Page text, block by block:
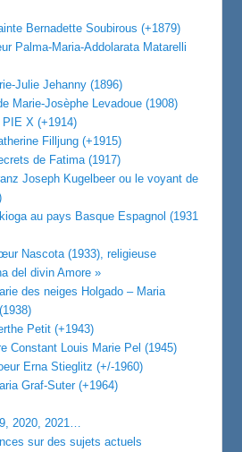
Bernadette Soubirous (+1879)
Palma-Maria-Addolarata Matarelli
Julie Jehanny (1896)
Marie-Josèphe Levadoue (1908)
X (+1914)
Filljung (+1915)
de Fatima (1917)
Joseph Kugelbeer ou le voyant de
au pays Basque Espagnol (1931
Nascota (1933), religieuse
del divin Amore »
des neiges Holgado – Maria
Petit (+1943)
Constant Louis Marie Pel (1945)
Erna Stieglitz (+/-1960)
Graf-Suter (+1964)
2020, 2021…
sur des sujets actuels